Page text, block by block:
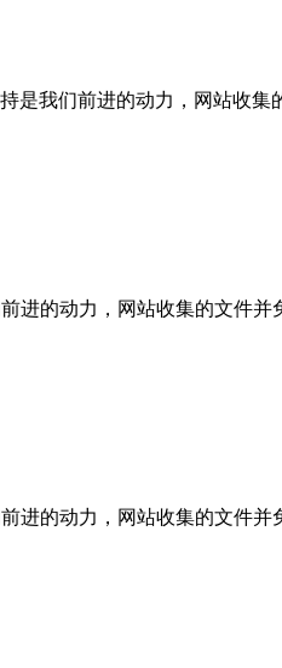
是我们前进的动力，网站收集
进的动力，网站收集的文件
进的动力，网站收集的文件